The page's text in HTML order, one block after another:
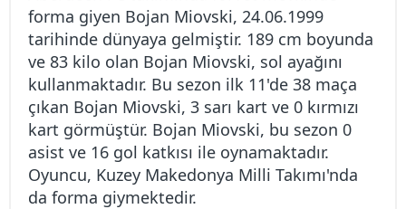
forma giyen Bojan Miovski, 24.06.1999
tarihinde dünyaya gelmiştir. 189 cm boyunda
ve 83 kilo olan Bojan Miovski, sol ayağını
kullanmaktadır. Bu sezon ilk 11'de 38 maça
çıkan Bojan Miovski, 3 sarı kart ve 0 kırmızı
kart görmüştür. Bojan Miovski, bu sezon 0
asist ve 16 gol katkısı ile oynamaktadır.
Oyuncu, Kuzey Makedonya Milli Takımı'nda
da forma giymektedir.